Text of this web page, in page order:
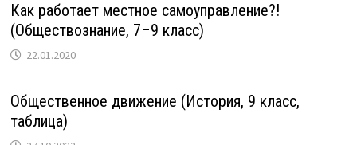
Как работает местное самоуправление?!
(Обществознание, 7–9 класс)
22.01.2020
Общественное движение (История, 9 класс,
таблица)